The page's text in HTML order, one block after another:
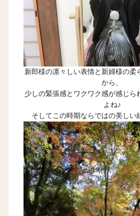
新郎様の凛々しい表情と新婦様の柔
から、
少しの緊張感とワクワク感が感じら
よね♪
そしてこの時期ならではの美しい